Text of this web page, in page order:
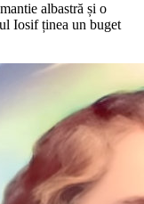
albastră și o
Iosif ținea un buget